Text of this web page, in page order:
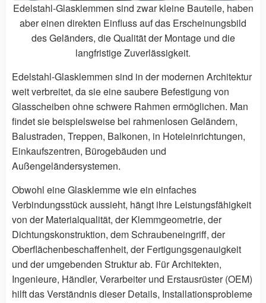
Edelstahl-Glasklemmen sind zwar kleine Bauteile, haben
aber einen direkten Einfluss auf das Erscheinungsbild
des Geländers, die Qualität der Montage und die
langfristige Zuverlässigkeit.
Edelstahl-Glasklemmen sind in der modernen Architektur
weit verbreitet, da sie eine saubere Befestigung von
Glasscheiben ohne schwere Rahmen ermöglichen. Man
findet sie beispielsweise bei rahmenlosen Geländern,
Balustraden, Treppen, Balkonen, in Hoteleinrichtungen,
Einkaufszentren, Bürogebäuden und
Außengeländersystemen.
Obwohl eine Glasklemme wie ein einfaches
Verbindungsstück aussieht, hängt ihre Leistungsfähigkeit
von der Materialqualität, der Klemmgeometrie, der
Dichtungskonstruktion, dem Schraubeneingriff, der
Oberflächenbeschaffenheit, der Fertigungsgenauigkeit
und der umgebenden Struktur ab. Für Architekten,
Ingenieure, Händler, Verarbeiter und Erstausrüster (OEM)
hilft das Verständnis dieser Details, Installationsprobleme